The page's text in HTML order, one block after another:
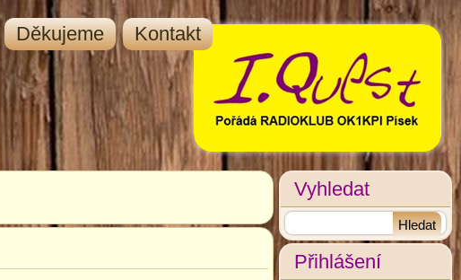
Děkujeme Kontakt
Vyhledat
Přihlášení